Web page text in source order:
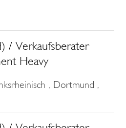
/ Verkaufsberater
Heavy
, Dortmund ,